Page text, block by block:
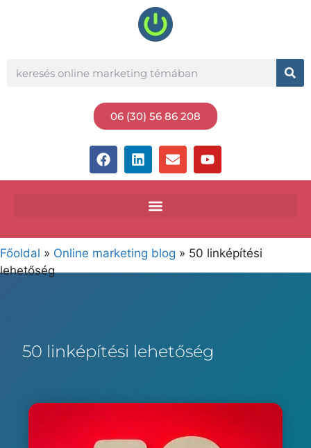
06 (30) 56 86 208
Főoldal » Online marketing blog » 50 linképítési
lehetőség
50 linképítési lehetőség